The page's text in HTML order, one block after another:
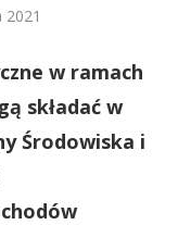
2021
w ramach
składać w
Środowiska i